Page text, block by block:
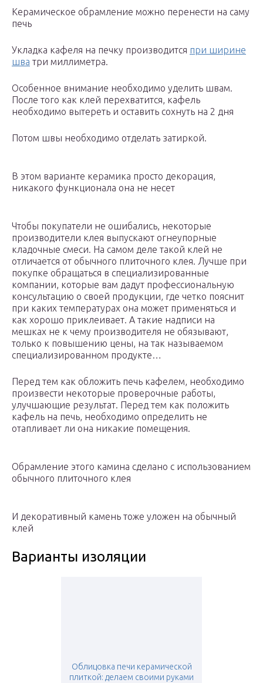
Керамическое обрамление можно перенести на саму
печь
Укладка кафеля на печку производится при ширине
шва три миллиметра.
Особенное внимание необходимо уделить швам.
После того как клей перехватится, кафель
необходимо вытереть и оставить сохнуть на 2 дня
Потом швы необходимо отделать затиркой.
В этом варианте керамика просто декорация,
никакого функционала она не несет
Чтобы покупатели не ошибались, некоторые
производители клея выпускают огнеупорные
кладочные смеси. На самом деле такой клей не
отличается от обычного плиточного клея. Лучше при
покупке обращаться в специализированные
компании, которые вам дадут профессиональную
консультацию о своей продукции, где четко пояснит
при каких температурах она может применяться и
как хорошо приклеивает. А такие надписи на
мешках не к чему производителя не обязывают,
только к повышению цены, на так называемом
специализированном продукте…
Перед тем как обложить печь кафелем, необходимо
произвести некоторые проверочные работы,
улучшающие результат. Перед тем как положить
кафель на печь, необходимо определить не
отапливает ли она никакие помещения.
Обрамление этого камина сделано с использованием
обычного плиточного клея
И декоративный камень тоже уложен на обычный
клей
Варианты изоляции
Облицовка печи керамической
плиткой: делаем своими руками